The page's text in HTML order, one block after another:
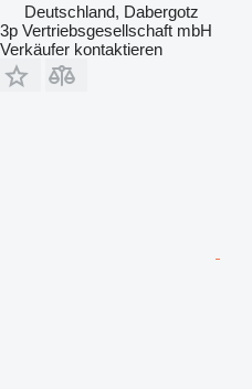
Deutschland, Dabergotz
3p Vertriebsgesellschaft mbH
Verkäufer kontaktieren